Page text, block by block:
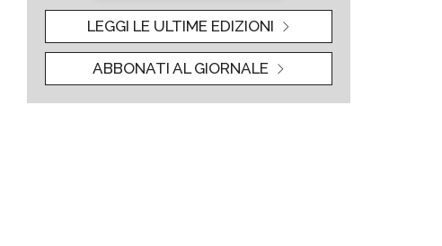
LEGGI LE ULTIME EDIZIONI
ABBONATI AL GIORNALE